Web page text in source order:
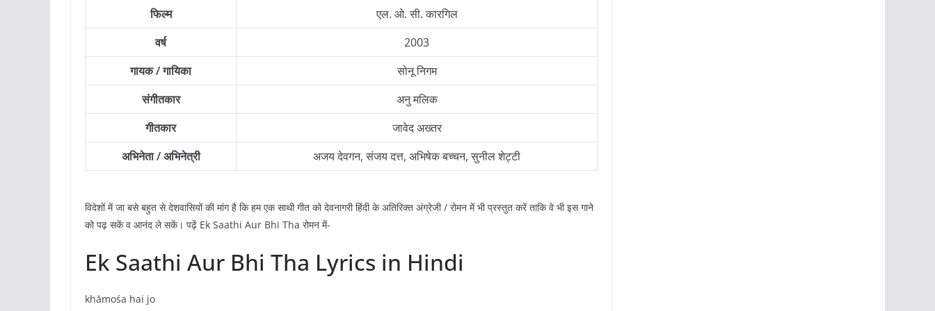
फिल्म
एल. ओ. सी. कारगिल
वर्ष
2003
गायक / गायिका
सोनू निगम
संगीतकार
अनु मलिक
गीतकार
जावेद अख्तर
अभिनेता / अभिनेत्री
अजय देवगन, संजय दत्त, अभिषेक बच्चन, सुनील शेट्टी
विदेशों में जा बसे बहुत से देशवासियों की मांग है कि हम एक साथी गीत को देवनागरी हिंदी के अतिरिक्त अंग्रेजी / रोमन में भी प्रस्तुत करें ताकि वे भी इस गाने
को पढ़ सकें व आनंद ले सकें। पढ़ें Ek Saathi Aur Bhi Tha रोमन में-
Ek Saathi Aur Bhi Tha Lyrics in Hindi
khāmośa hai jo